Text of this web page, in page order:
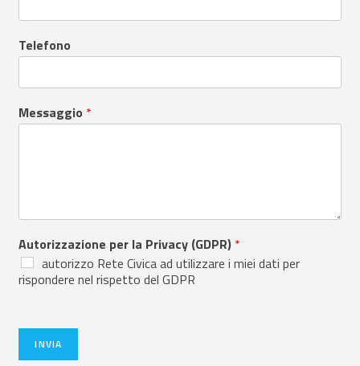
Telefono
Messaggio *
Autorizzazione per la Privacy (GDPR) *
autorizzo Rete Civica ad utilizzare i miei dati per
rispondere nel rispetto del GDPR
INVIA